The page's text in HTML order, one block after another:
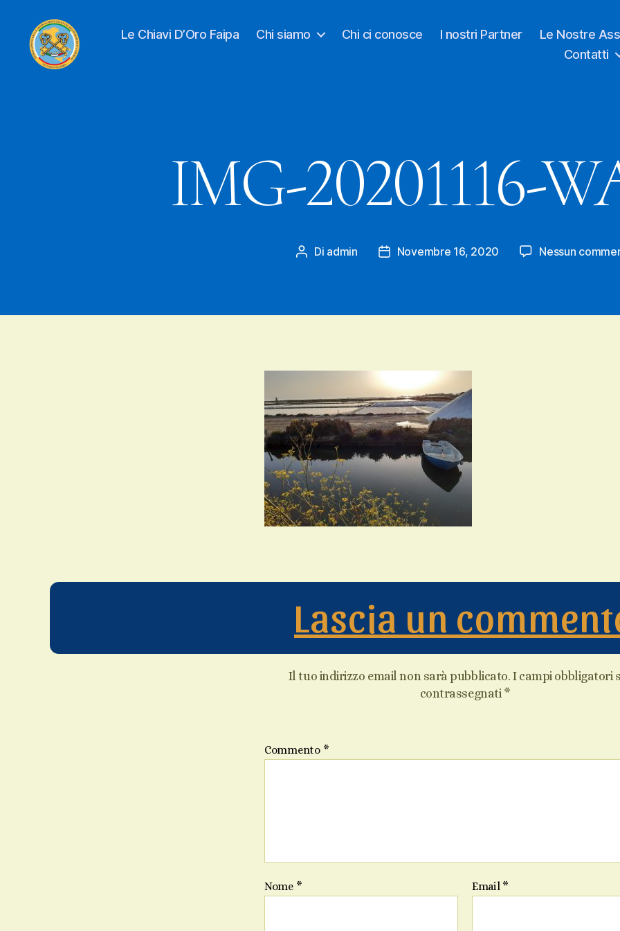
Le Chiavi D’Oro Faipa Chi siamo Chi ci conosce I nostri Partner
Le Nostre
Contatti
IMG-20201116-
Autore
Di admin
DataNovembre 16, 2020 Nessun
Lascia un
Il tuo indirizzo email non sarà pubblicato. I campi obbligatori
contrassegnati *
Commento *
Nome * Email *